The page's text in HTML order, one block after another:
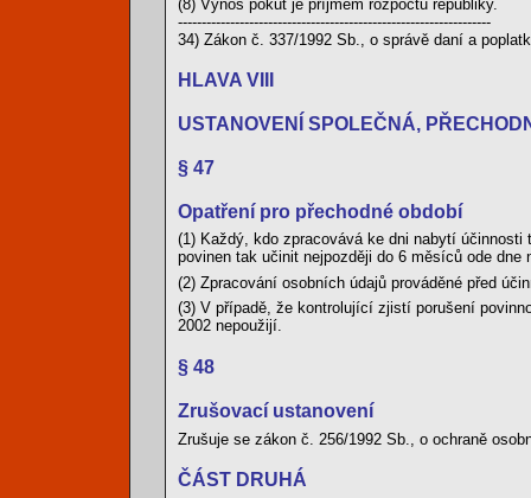
(8) Výnos pokut je příjmem rozpočtu republiky.
------------------------------------------------------------------
34) Zákon č. 337/1992 Sb., o správě daní a
HLAVA VIII
USTANOVENÍ SPOLEČNÁ,
§ 47
Opatření pro přechodné období
(1) Každý, kdo zpracovává ke dni nabytí
povinen tak učinit nejpozději do 6 měsíců ode dne
(2) Zpracování osobních údajů prováděné před
(3) V případě, že kontrolující zjistí porušení
2002 nepoužijí.
§ 48
Zrušovací ustanovení
Zrušuje se zákon č. 256/1992 Sb., o ochraně
ČÁST DRUHÁ